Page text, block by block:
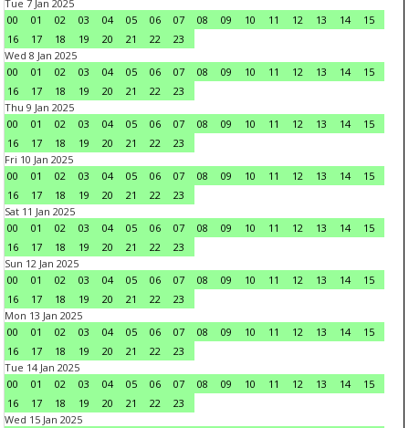
Tue 7 Jan 2025
00
01 02 03 04 05 06 07 08 09 10 11 12 13 14
15
16
17 18 19 20 21 22
23
Wed 8 Jan 2025
00
01 02 03 04 05 06 07 08 09 10 11 12 13 14
15
16
17 18 19 20 21 22
23
Thu 9 Jan 2025
00
01 02 03 04 05 06 07 08 09 10 11 12 13 14
15
16
17 18 19 20 21 22
23
Fri 10 Jan 2025
00
01 02 03 04 05 06 07 08 09 10 11 12 13 14
15
16
17 18 19 20 21 22
23
Sat 11 Jan 2025
00
01 02 03 04 05 06 07 08 09 10 11 12 13 14
15
16
17 18 19 20 21 22
23
Sun 12 Jan 2025
00
01 02 03 04 05 06 07 08 09 10 11 12 13 14
15
16
17 18 19 20 21 22
23
Mon 13 Jan 2025
00
01 02 03 04 05 06 07 08 09 10 11 12 13 14
15
16
17 18 19 20 21 22
23
Tue 14 Jan 2025
00
01 02 03 04 05 06 07 08 09 10 11 12 13 14
15
16
17 18 19 20 21 22
23
Wed 15 Jan 2025